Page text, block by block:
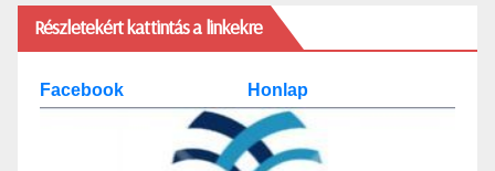
Részletekért kattintás a linkekre
Facebook Honlap